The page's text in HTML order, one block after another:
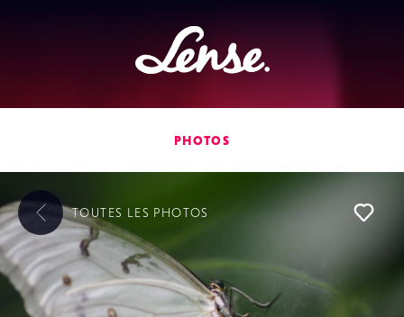
Lense
PHOTOS
TOUTES LES PHOTOS